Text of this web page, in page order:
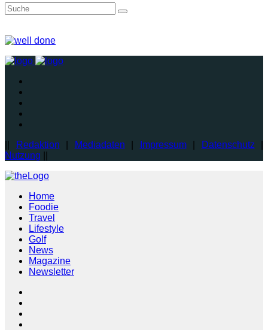
Redaktion Mediadaten Impressum| Datenschutz
Nutzung
Home
Foodie
Travel
Lifestyle
Golf
News
Magazine
Newsletter